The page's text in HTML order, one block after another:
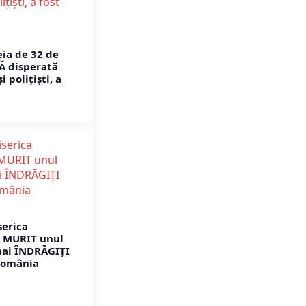
de 32 de
disperată
polițiști, a
unul
ÎNDRĂGIȚI